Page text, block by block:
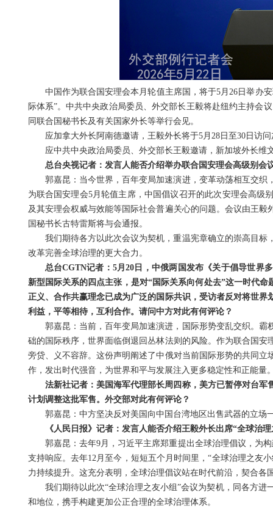
中国作为联合国安理会本月轮值主席国，将于5月26日举办
际体系”。中共中央政治局委员、外交部长王毅将赴纽约主持会
同联合国秘书长及有关国家外长等举行会见。
应加拿大外长阿南德邀请，王毅外长将于5月28日至30日访
应中共中央政治局委员、外交部长王毅邀请，新加坡外长维
总台央视记者：发言人能否介绍举办联合国安理会高级别会
郭嘉昆：当今世界，百年变局加速演进，变革动荡相互交
为联合国安理会5月轮值主席，中国倡议召开的此次安理会高
及其安理会权威与效能等国际社会普遍关心的问题。会议由王
国秘书长古特雷斯将与会通报。
我们期待各方以此次会议为契机，重温宪章确立的崇高目
改革完善全球治理的更大合力。
总台CGTN记者：5月20日，中俄两国发布《关于倡导世界
新型国际关系的四点主张，是对“国际关系向何处去”这一时代
正义、合作共赢理念已成为广泛的国际共识，受访者反对将世
利益，平等相待，互利合作。请问中方对此有何评论？
郭嘉昆：当前，百年变局加速演进，国际形势变乱交织。
础的国际秩序，世界面临倒退回丛林法则的风险。作为联合国
旁贷、义不容辞。这份声明阐述了中俄对当前国际形势的共同
作，发出时代强音，为世界和平与发展注入更多稳定性和正能量
法新社记者：美国海军代理部长周四称，美方已暂停对台
计划调整这批军售。外交部对此有何评论？
郭嘉昆：中方坚决反对美国向中国台湾地区出售武器的立场
《人民日报》记者：发言人能否介绍王毅外长出席“全球治
郭嘉昆：去年9月，习近平主席郑重提出全球治理倡议，为
支持响应。去年12月至今，短短五个月时间里，“全球治理之友
力持续提升。这充分表明，全球治理倡议站在时代前沿，契合各
我们期待以此次“全球治理之友小组”会议为契机，同各方
和地位，携手构建更加公正合理的全球治理体系。